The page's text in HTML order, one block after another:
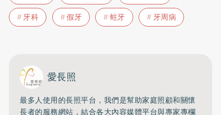
牙科
假牙 蛀牙 牙周病
愛長照
最多人使用的長照平台， 我們是幫助家庭照顧和關懷
長者的服務網站，結合各大內容媒體平台與專家專欄